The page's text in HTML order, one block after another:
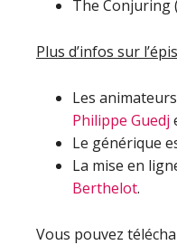
The Conjuring
Plus d’infos sur
Les
Philippe Guedj
Le générique
La mise en
Berthelot.
Vous pouvez